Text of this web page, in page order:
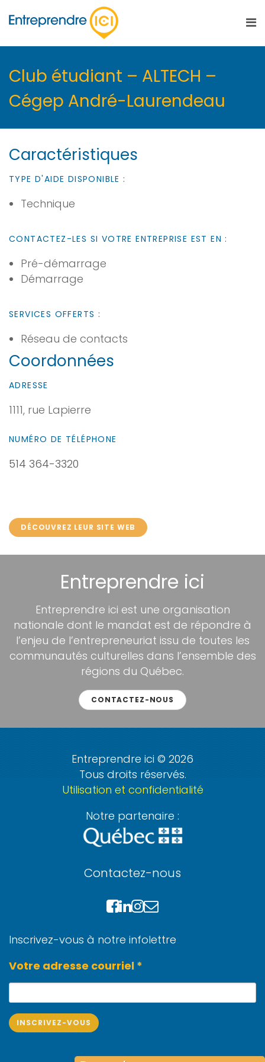
Club étudiant – ALTECH –
Cégep André-Laurendeau
Caractéristiques
TYPE D'AIDE DISPONIBLE :
Technique
CONTACTEZ-LES SI VOTRE ENTREPRISE EST EN :
Pré-démarrage
Démarrage
SERVICES OFFERTS :
Réseau de contacts
Coordonnées
ADRESSE
1111, rue Lapierre
NUMÉRO DE TÉLÉPHONE
514 364-3320
DÉCOUVREZ LEUR SITE WEB
Entreprendre ici
Entreprendre ici est une organisation
nationale dont le mandat est de répondre à
l’enjeu de l’entrepreneuriat issu de toutes les
communautés culturelles dans l’ensemble des
régions du Québec.
CONTACTEZ-NOUS
Entreprendre ici © 2026
Tous droits réservés.
Utilisation et confidentialité
Notre partenaire :
Contactez-nous
Inscrivez-vous à notre infolettre
Votre adresse courriel *